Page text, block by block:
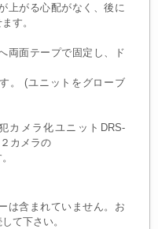
上がる心配がなく、後に
す。
両面テープで固定し、ド
。 (ユニットをグローブ
カメラ化ユニットDRS-
カメラの
は含まれていません。お
て下さい。